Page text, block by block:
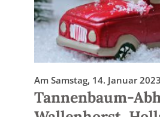
Am Samstag, 14. Januar 2023
Tannenbaum-